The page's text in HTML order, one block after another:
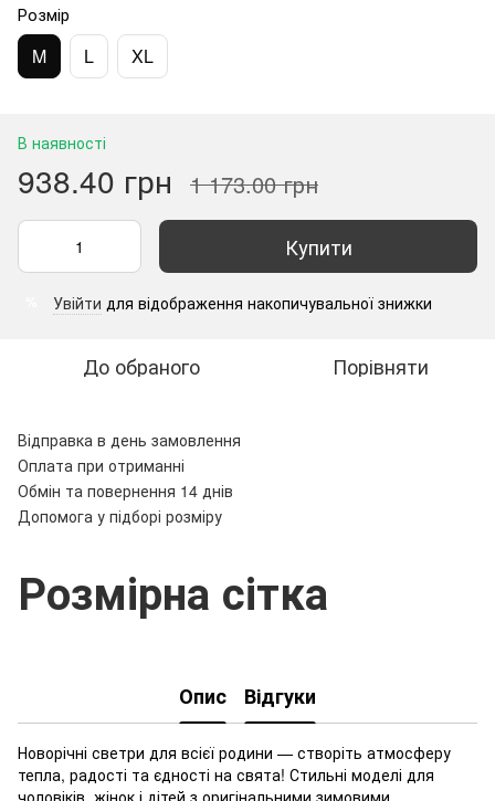
Розмір
M L XL
В наявності
938.40 грн 1 173.00 грн
Купити
Увійти для відображення накопичувальної знижки
До обраного Порівняти
Відправка в день замовлення
Оплата при отриманні
Обмін та повернення 14 днів
Допомога у підборі розміру
Розмірна сітка
Опис Відгуки
Новорічні светри для всієї родини — створіть атмосферу
тепла, радості та єдності на свята! Стильні моделі для
чоловіків, жінок і дітей з оригінальними зимовими